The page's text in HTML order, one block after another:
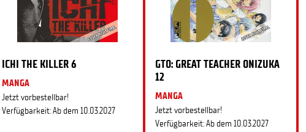
ICHI THE KILLER 6
MANGA
Jetzt vorbestellbar!
Verfügbarkeit: Ab dem 10.03.2027
GTO: GREAT TEACHER ONIZUKA
12
MANGA
Jetzt vorbestellbar!
Verfügbarkeit: Ab dem 10.03.2027